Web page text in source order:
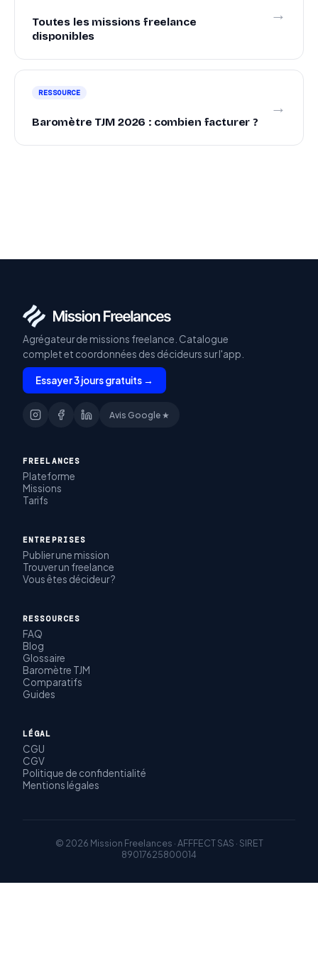
Toutes les missions freelance
disponibles
→
RESSOURCE
Baromètre TJM 2026 : combien facturer ?
→
Agrégateur de missions freelance. Catalogue
complet et coordonnées des décideurs sur l'app.
Essayer 3 jours gratuits →
Avis Google ★
FREELANCES
Plateforme
Missions
Tarifs
ENTREPRISES
Publier une mission
Trouver un freelance
Vous êtes décideur ?
RESSOURCES
FAQ
Blog
Glossaire
Baromètre TJM
Comparatifs
Guides
LÉGAL
CGU
CGV
Politique de confidentialité
Mentions légales
© 2026 Mission Freelances · AFFFECT SAS · SIRET
89017625800014